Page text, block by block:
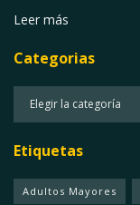
Leer más
Categorias
Etiquetas
Adultos Mayores